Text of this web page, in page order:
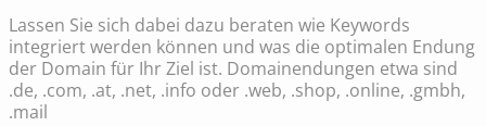
Lassen Sie sich dabei dazu beraten wie Keywords
integriert werden können und was die optimalen Endung
der Domain für Ihr Ziel ist. Domainendungen etwa sind
.de, .com, .at, .net, .info oder .web, .shop, .online, .gmbh,
.mail